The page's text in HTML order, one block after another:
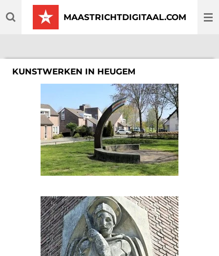
direct
MAASTRICHTDIGITAAL.COM
KUNSTWERKEN IN HEUGEM